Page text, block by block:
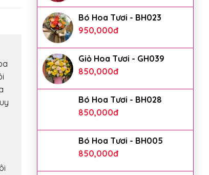
Bó Hoa Tươi - BH023
950,000đ
Giỏ Hoa Tươi - GH039
850,000đ
Bó Hoa Tươi - BH028
850,000đ
Bó Hoa Tươi - BH005
850,000đ